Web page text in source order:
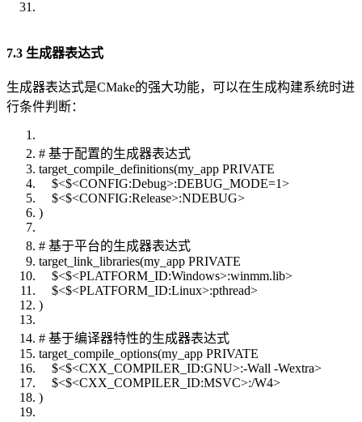
7.3 生成器表达式
生成器表达式是CMake的强大功能，可以在生成构建系统时进
行条件判断：
# 基于配置的生成器表达式
target_compile_definitions(my_app PRIVATE
$<$<CONFIG:Debug>:DEBUG_MODE=1>
$<$<CONFIG:Release>:NDEBUG>
)
# 基于平台的生成器表达式
target_link_libraries(my_app PRIVATE
$<$<PLATFORM_ID:Windows>:winmm.lib>
$<$<PLATFORM_ID:Linux>:pthread>
)
# 基于编译器特性的生成器表达式
target_compile_options(my_app PRIVATE
$<$<CXX_COMPILER_ID:GNU>:-Wall -Wextra>
$<$<CXX_COMPILER_ID:MSVC>:/W4>
)